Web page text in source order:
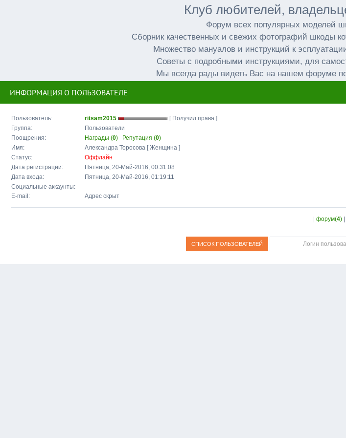
Клуб любителей,
Форум всех популярных моделей
Сборник качественных и свежих фотографий шкоды
Множество мануалов и инструкций к
Советы с подробными инструкциями, для
Мы всегда рады видеть Вас на нашем форуме
ИНФОРМАЦИЯ О ПОЛЬЗОВАТЕЛЕ
Пользователь: ritsam2015
[ Получил права ]
Группа:
Пользователи
Поощрения:
Награды (0) Репутация (0)
Имя:
Александра Торосова [ Женщина ]
Статус:
Оффлайн
Дата регистрации:
Пятница, 20-Май-2016, 00:31:08
Дата входа:
Пятница, 20-Май-2016, 01:19:11
Социальные аккаунты:
E-mail:
Адрес скрыт
форум(4)|